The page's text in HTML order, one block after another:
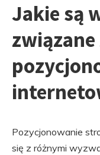
Jakie są
związane
Pozycjonowanie
się z różnymi